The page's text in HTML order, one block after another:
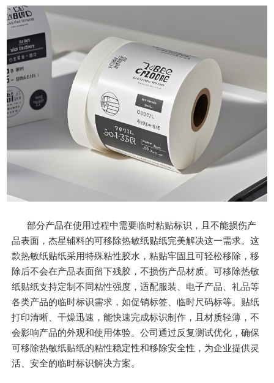
部分产品在使用过程中需要临时粘贴标识，且不能损伤产
品表面，杰星辅料的可移除热敏纸贴纸完美解决这一需求。这
款热敏纸贴纸采用特殊粘性胶水，粘贴牢固且可轻松移除，移
除后不会在产品表面留下残胶，不损伤产品材质。可移除热敏
纸贴纸支持定制不同粘性强度，适配服装、电子产品、礼品等
各类产品的临时标识需求，如促销标签、临时尺码标等。贴纸
打印清晰、干燥迅速，能快速完成标识制作，且材质轻薄，不
会影响产品的外观和使用体验。公司通过反复测试优化，确保
可移除热敏纸贴纸的粘性稳定性和移除安全性，为企业提供灵
活、安全的临时标识解决方案。